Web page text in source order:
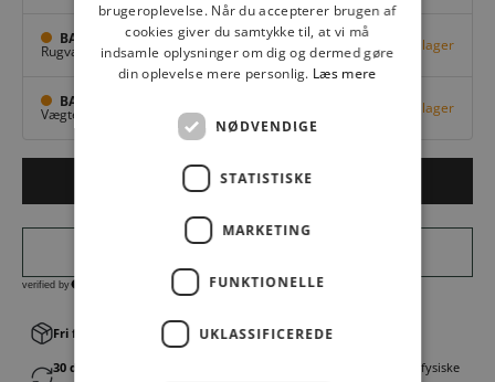
BAGGI Tarup Center
Rugvang 36,Odense NV Få på lager
BAGGI Nyborg
Vægtergade 1, Nyborg Få på lager
LÆG I KURV
Fri fragt v. køb over 499,00 kr.│Levering 1-3 hverdage
30 dages fortrydelsesret
│Byt eller returner gratis i en af vores fysiske
brugeroplevelse. Når du accepterer brugen af
cookies giver du samtykke til, at vi må
indsamle oplysninger om dig og dermed gøre
din oplevelse mere personlig. Læs mere
NØDVENDIGE
STATISTISKE
MARKETING
FUNKTIONELLE
UKLASSIFICEREDE